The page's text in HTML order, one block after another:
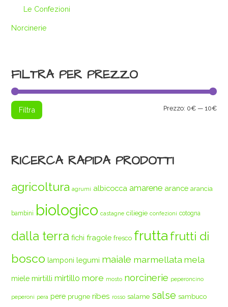
Le Confezioni
Norcinerie
FILTRA PER PREZZO
Filtra Prezzo: 0€— 10€
RICERCA RAPIDA PRODOTTI
agricoltura agrumi albicocca amarene arance arancia
bambini biologico castagne ciliegie confezioni cotogna
dalla terra fichi fragole fresco frutta frutti di
bosco lamponi legumi maiale marmellata mela
miele mirtilli mirtillo more mosto norcinerie peperoncino
peperoni pera pere prugne ribes rosso salame salse sambuco